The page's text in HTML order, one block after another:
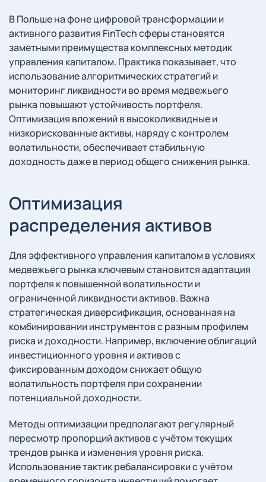
В Польше на фоне цифровой трансформации и
активного развития FinTech сферы становятся
заметными преимущества комплексных методик
управления капиталом. Практика показывает, что
использование алгоритмических стратегий и
мониторинг ликвидности во время медвежьего
рынка повышают устойчивость портфеля.
Оптимизация вложений в высоколиквидные и
низкорискованные активы, наряду с контролем
волатильности, обеспечивает стабильную
доходность даже в период общего снижения рынка.
Оптимизация
распределения активов
Для эффективного управления капиталом в условиях
медвежьего рынка ключевым становится адаптация
портфеля к повышенной волатильности и
ограниченной ликвидности активов. Важна
стратегическая диверсификация, основанная на
комбинировании инструментов с разным профилем
риска и доходности. Например, включение облигаций
инвестиционного уровня и активов с
фиксированным доходом снижает общую
волатильность портфеля при сохранении
потенциальной доходности.
Методы оптимизации предполагают регулярный
пересмотр пропорций активов с учётом текущих
трендов рынка и изменения уровня риска.
Использование тактик ребалансировки с учётом